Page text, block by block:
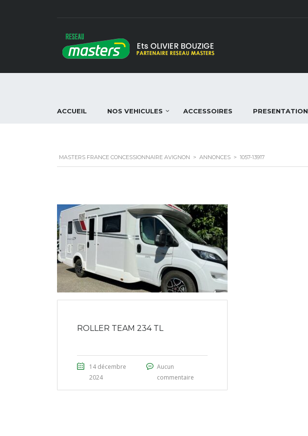
ACCUEIL NOS VEHICULES ACCESSOIRES PRESENTATION
MASTERS FRANCE CONCESSIONNAIRE AVIGNON > ANNONCES > 1057-13917
ROLLER TEAM 234 TL
14 décembre
2024
Aucun
commentaire